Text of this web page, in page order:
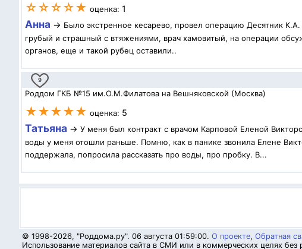
☆☆☆☆★ оценка: 1
Анна → Было экстренное кесарево, провел операцию Десятник
грубый и страшный с втяжениями, врач хамовитый, на операции
органов, еще и такой рубец оставили..
9
Роддом ГКБ №15 им.О.М.Филатова на Вешняковской (Москва)
★★★★★ оценка: 5
Татьяна → У меня был контракт с врачом Карповой Еленой
воды у меня отошли раньше. Помню, как в панике звонила Елене
поддержала, попросила рассказать про воды, про пробку. В...
© 1998-2026, "Роддома.ру". 06 августа 01:59:00. О проекте, Обратная
Использование материалов сайта в СМИ или в коммерческих целях